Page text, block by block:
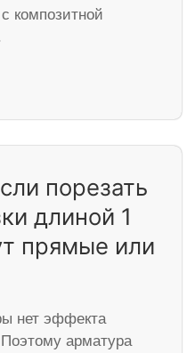
композитной
порезать
длиной 1
прямые или
нет эффекта
арматура